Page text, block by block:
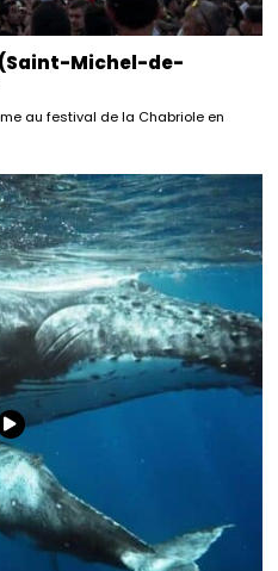
Michel-de-
au festival de la Chabriole en